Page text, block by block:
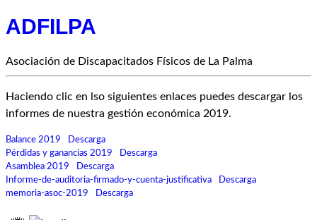
ADFILPA
Asociación de Discapacitados Físicos de La Palma
Haciendo clic en lso siguientes enlaces puedes descargar los
informes de nuestra gestión económica 2019.
Balance 2019
Descarga
Pérdidas y ganancias 2019
Descarga
Asamblea 2019
Descarga
Informe-de-auditoria-firmado-y-cuenta-justificativa
Descarga
memoria-asoc-2019
Descarga